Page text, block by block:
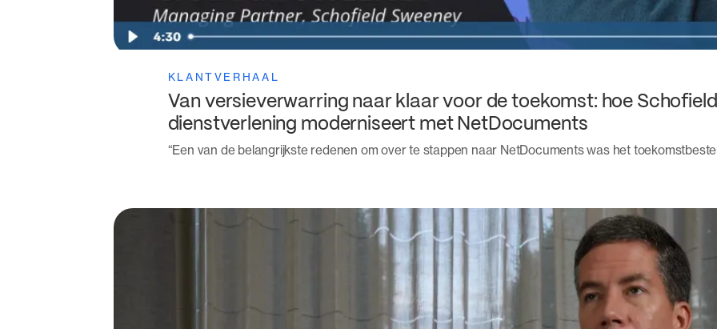
KLANTVERHAAL
Van versieverwarring naar klaar voor de toekomst: hoe
dienstverlening moderniseert met NetDocuments
“Een van de belangrijkste redenen om over te stappen naar NetDocuments was het